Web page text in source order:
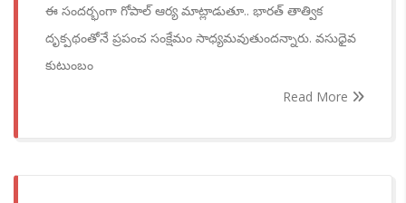
ఈ సందర్భంగా గోపాల్ ఆర్య మాట్లాడుతూ.. భారత్ తాత్విక
దృక్పథంతోనే ప్రపంచ సంక్షేమం సాధ్యమవుతుందన్నారు. వసుధైవ
కుటుంబం
Read More